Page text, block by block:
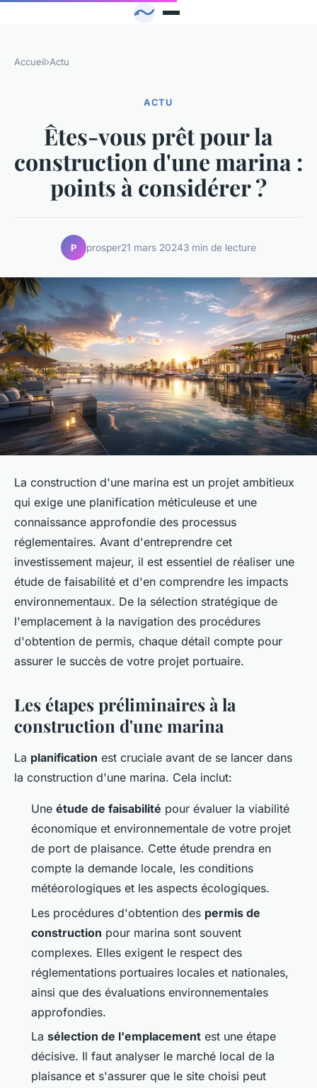
Accueil›Actu
ACTU
Êtes-vous prêt pour la
construction d'une marina :
points à considérer ?
P prosper21 mars 20243 min de lecture
La construction d'une marina est un projet ambitieux
qui exige une planification méticuleuse et une
connaissance approfondie des processus
réglementaires. Avant d'entreprendre cet
investissement majeur, il est essentiel de réaliser une
étude de faisabilité et d'en comprendre les impacts
environnementaux. De la sélection stratégique de
l'emplacement à la navigation des procédures
d'obtention de permis, chaque détail compte pour
assurer le succès de votre projet portuaire.
Les étapes préliminaires à la
construction d'une marina
La planification est cruciale avant de se lancer dans
la construction d'une marina. Cela inclut:
Une étude de faisabilité pour évaluer la viabilité
économique et environnementale de votre projet
de port de plaisance. Cette étude prendra en
compte la demande locale, les conditions
météorologiques et les aspects écologiques.
Les procédures d'obtention des permis de
construction pour marina sont souvent
complexes. Elles exigent le respect des
réglementations portuaires locales et nationales,
ainsi que des évaluations environnementales
approfondies.
La sélection de l'emplacement est une étape
décisive. Il faut analyser le marché local de la
plaisance et s'assurer que le site choisi peut